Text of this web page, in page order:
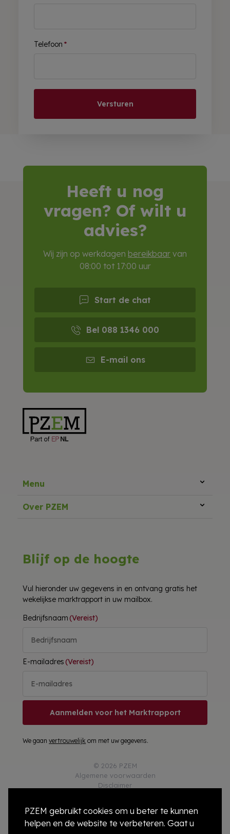
PZEM gebruikt cookies om u beter te kunnen
helpen en de website te verbeteren. Gaat u
Telefoon *
Versturen
Heeft u nog
vragen? Of wilt u
advies?
Wij zijn op werkdagen bereikbaar van
08:00 tot 17:00 uur
Start de chat
Bel 088 1346 000
E-mail ons
Menu
Over PZEM
Blijf op de hoogte
Vul hieronder uw gegevens in en ontvang gratis het
wekelijkse marktrapport in uw mailbox.
Bedrijfsnaam(Vereist)
E-mailadres(Vereist)
Aanmelden voor het Marktrapport
We gaanvertrouwelijk om met uw gegevens.
© 2026 PZEM
Algemene voorwaarden
Disclaimer
Cookies
Colofon